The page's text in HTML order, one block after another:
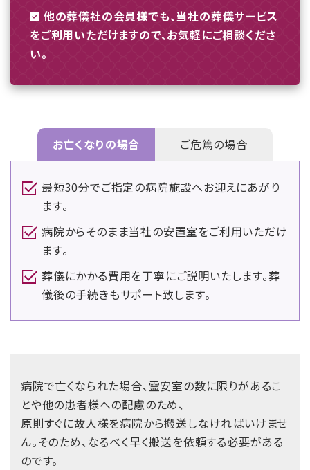
他の葬儀社の会員様でも、当社の葬儀サービス
をご利用いただけますので、お気軽にご相談くださ
い。
お亡くなりの場合 ご危篤の場合
最短30分でご指定の病院施設へお迎えにあがり
ます。
病院からそのまま当社の安置室をご利用いただけ
ます。
葬儀にかかる費用を丁寧にご説明いたします。葬
儀後の手続きもサポート致します。
病院で亡くなられた場合、霊安室の数に限りがあるこ
とや他の患者様への配慮のため、
原則すぐに故人様を病院から搬送しなければいけませ
ん。そのため、なるべく早く搬送を依頼する必要がある
のです。